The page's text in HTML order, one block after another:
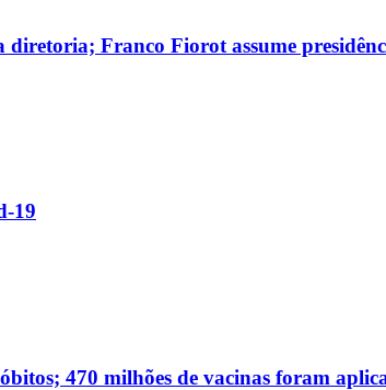
Franco Fiorot assume
19
470 milhões de vacinas foram